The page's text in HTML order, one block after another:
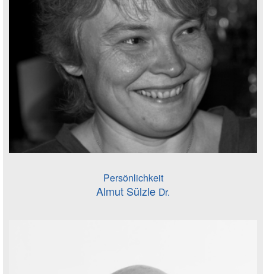
Persönlichkeit
Almut Sülzle Dr.